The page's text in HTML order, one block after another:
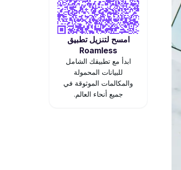
امسح لتنزيل تطبيق
Roamless
ابدأ مع تطبيقك الشامل
للبيانات المحمولة
والمكالمات الموثوقة في
جميع أنحاء العالم.